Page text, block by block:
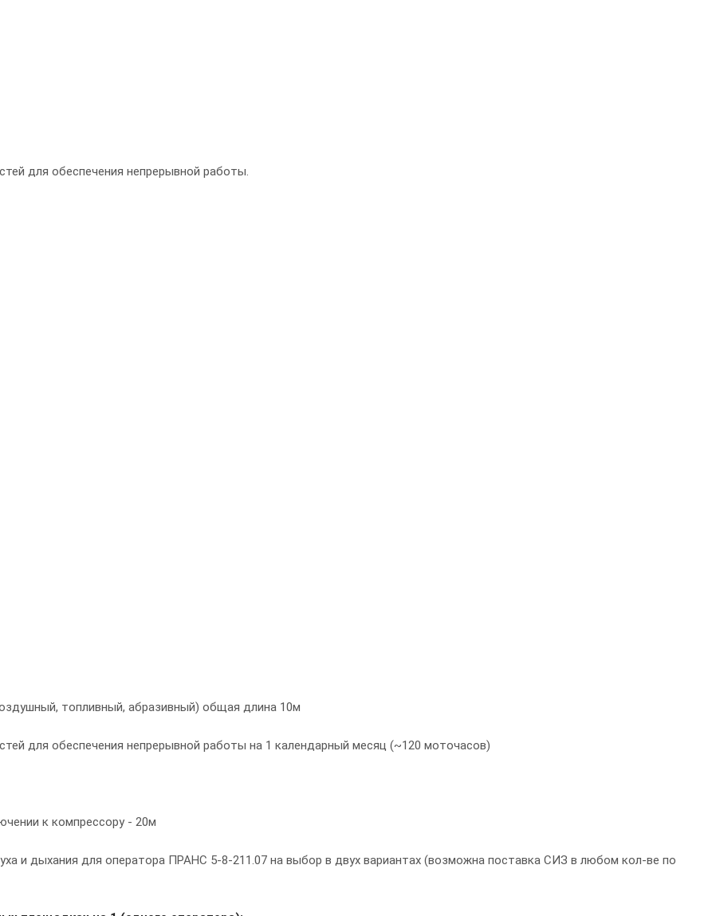
для обеспечения непрерывной работы.
топливный, абразивный) общая длина 10м
для обеспечения непрерывной работы на 1 календарный месяц (~120 моточасов)
к компрессору - 20м
и дыхания для оператора ПРАНС 5-8-211.07 на выбор в двух вариантах (возможна поставка СИЗ в любом кол-ве по